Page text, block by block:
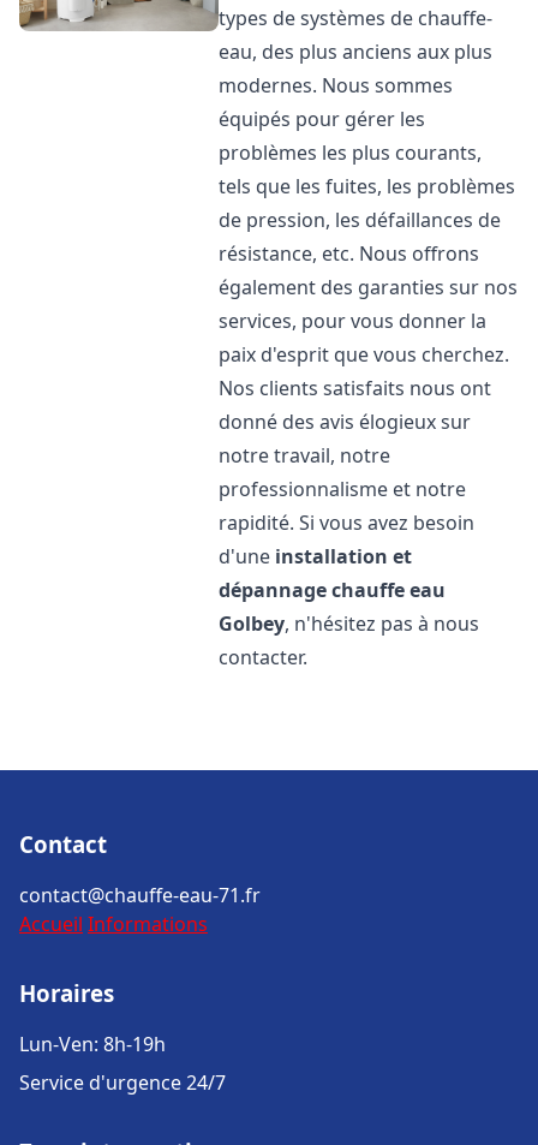
types de systèmes de chauffe-
eau, des plus anciens aux plus
modernes. Nous sommes
équipés pour gérer les
problèmes les plus courants,
tels que les fuites, les problèmes
de pression, les défaillances de
résistance, etc. Nous offrons
également des garanties sur nos
services, pour vous donner la
paix d'esprit que vous cherchez.
Nos clients satisfaits nous ont
donné des avis élogieux sur
notre travail, notre
professionnalisme et notre
rapidité. Si vous avez besoin
d'une installation et
dépannage chauffe eau
Golbey, n'hésitez pas à nous
contacter.
Contact
contact@chauffe-eau-71.fr
Accueil Informations
Horaires
Lun-Ven: 8h-19h
Service d'urgence 24/7